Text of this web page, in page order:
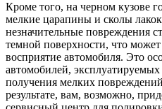
Кроме того, на черном кузове
мелкие царапины и сколы
незначительные повреждения
темной поверхности, что может
восприятие автомобиля. Это
автомобилей, эксплуатируемых
получения мелких
результате, вам, возможно,